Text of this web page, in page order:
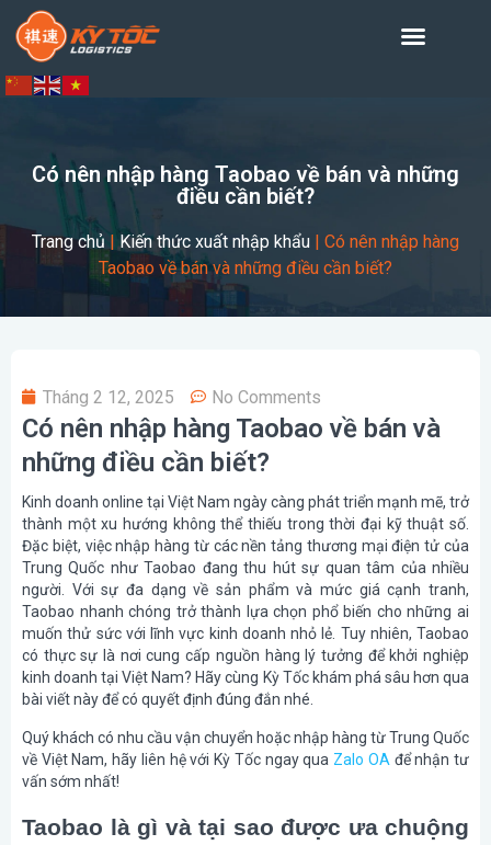
Có nên nhập hàng Taobao về bán và những
điều cần biết?
Trang chủ | Kiến thức xuất nhập khẩu | Có nên nhập hàng
Taobao về bán và những điều cần biết?
Tháng 2 12, 2025 No Comments
Có nên nhập hàng Taobao về bán và
những điều cần biết?
Kinh doanh online tại Việt Nam ngày càng phát triển mạnh mẽ, trở
thành một xu hướng không thể thiếu trong thời đại kỹ thuật số.
Đặc biệt, việc nhập hàng từ các nền tảng thương mại điện tử của
Trung Quốc như Taobao đang thu hút sự quan tâm của nhiều
người. Với sự đa dạng về sản phẩm và mức giá cạnh tranh,
Taobao nhanh chóng trở thành lựa chọn phổ biến cho những ai
muốn thử sức với lĩnh vực kinh doanh nhỏ lẻ. Tuy nhiên, Taobao
có thực sự là nơi cung cấp nguồn hàng lý tưởng để khởi nghiệp
kinh doanh tại Việt Nam? Hãy cùng Kỳ Tốc khám phá sâu hơn qua
bài viết này để có quyết định đúng đắn nhé.
Quý khách có nhu cầu vận chuyển hoặc nhập hàng từ Trung Quốc
về Việt Nam, hãy liên hệ với Kỳ Tốc ngay qua Zalo OA để nhận tư
vấn sớm nhất!
Taobao là gì và tại sao được ưa chuộng